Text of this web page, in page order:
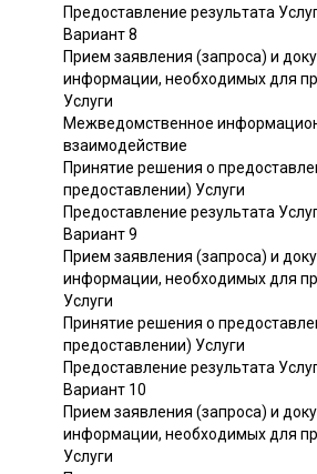
Предоставление результата
Вариант 8
Прием заявления (запроса) и
информации, необходимых для
Услуги
Межведомственное
взаимодействие
Принятие решения о
предоставлении) Услуги
Предоставление результата
Вариант 9
Прием заявления (запроса) и
информации, необходимых для
Услуги
Принятие решения о
предоставлении) Услуги
Предоставление результата
Вариант 10
Прием заявления (запроса) и
информации, необходимых для
Услуги